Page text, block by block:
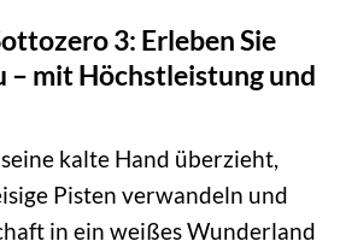
3: Erleben Sie
– mit Höchstleistung und
kalte Hand überzieht,
Pisten verwandeln und
in ein weißes Wunderland